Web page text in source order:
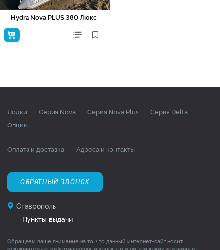
Hydra Nova PLUS 380 Люкс
Лодки Серия Nova Серия Nova Plus
Серия Delta
Опции
Оплата и доставка Адреса и контакты
ОБРАТНЫЙ ЗВОНОК
Ставрополь
Пункты выдачи
Обращаем ваше внимание на то, что данный интернет-сайт носит
исключительно информационный характер и ни при каких условиях не